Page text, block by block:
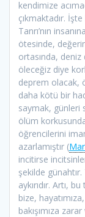
kendimize
çıkmaktadır.
Tanrı’nın
ötesinde,
ortasında, deniz
öleceğiz diye
deprem olacak,
daha kötü bir
saymak, günleri
ölüm
öğrencilerini
azarlamıştır (
incitirse
şekilde
aykırıdır. Artı,
bize,
bakışımıza